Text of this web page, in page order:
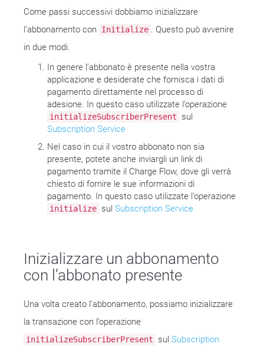
Come passi successivi dobbiamo inizializzare
l’abbonamento con Initialize
. Questo può avvenire
in due modi.
In genere l’abbonato è presente nella vostra
applicazione e desiderate che fornisca i dati di
pagamento direttamente nel processo di
adesione. In questo caso utilizzate l’operazione
initializeSubscriberPresent
sul
Subscription Service
Nel caso in cui il vostro abbonato non sia
presente, potete anche inviargli un link di
pagamento tramite il Charge Flow, dove gli verrà
chiesto di fornire le sue informazioni di
pagamento. In questo caso utilizzate l’operazione
initialize sul Subscription Service
Inizializzare un abbonamento
con l’abbonato presente
Una volta creato l’abbonamento, possiamo inizializzare
la transazione con l’operazione
initializeSubscriberPresent sul Subscription